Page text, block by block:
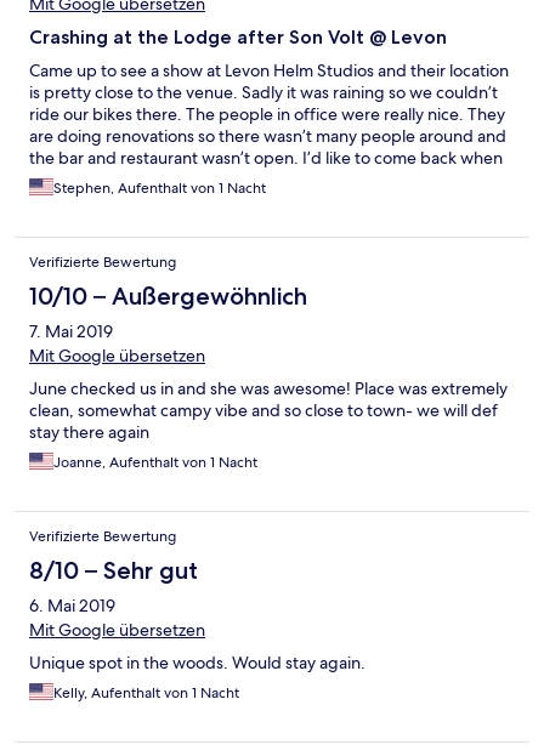
Crashing at the Lodge after Son Volt @ Levon
Came up to see a show at Levon Helm Studios and their location
is pretty close to the venue. Sadly it was raining so we couldn’t
ride our bikes there. The people in office were really nice. They
are doing renovations so there wasn’t many people around and
the bar and restaurant wasn’t open. I’d like to come back when
they have the place back together, I think it has a cool old
fashioned vibe.
Stephen, Aufenthalt von 1 Nacht
Verifizierte Bewertung
10/10 – Außergewöhnlich
7. Mai 2019
Mit Google übersetzen
June checked us in and she was awesome! Place was extremely
clean, somewhat campy vibe and so close to town- we will def
stay there again
Joanne, Aufenthalt von 1 Nacht
Verifizierte Bewertung
8/10 – Sehr gut
6. Mai 2019
Mit Google übersetzen
Unique spot in the woods. Would stay again.
Kelly, Aufenthalt von 1 Nacht